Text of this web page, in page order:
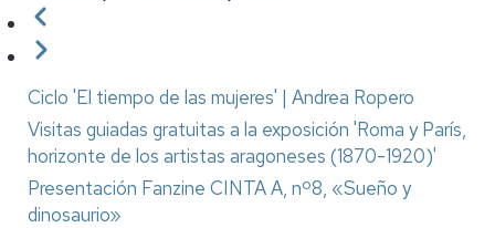
Paginación
Siguiente
Ciclo 'El tiempo de las mujeres' | Andrea Ropero
Visitas guiadas gratuitas a la exposición 'Roma y París,
horizonte de los artistas aragoneses (1870-1920)'
Presentación Fanzine CINTA A, nº8, «Sueño y
dinosaurio»